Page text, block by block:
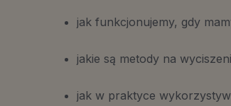
jak funkcjonujemy, gdy
jakie są metody na
jak w praktyce